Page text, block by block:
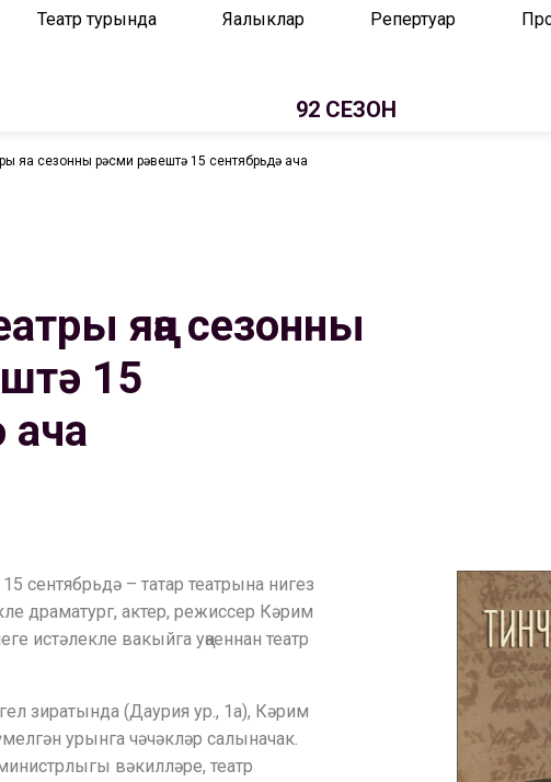
Театр турында Яңалыклар Репертуар
92 СЕЗОН
яңа сезонны рәсми рәвештә 15 сентябрьдә ача
яңа сезонны
15
ача
сентябрьдә – татар театрына нигез
драматург, актер, режиссер Кәрим
истәлекле вакыйга уңаеннан театр
зиратында (Даурия ур., 1а), Кәрим
урынга чәчәкләр салыначак.
вәкилләре, театр